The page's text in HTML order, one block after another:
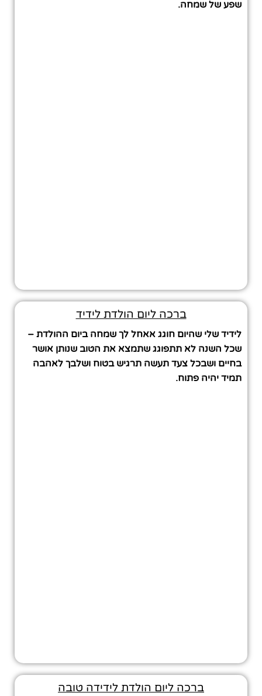
שפע של שמחה.
ברכה ליום הולדת לידיד
לידיד שלי שהיום חוגג אאחל לך שמחה ביום ההולדת –
שכל השנה לא תתפוגג שתמצא את הטוב שנותן אושר
בחיים ושבכל צעד תעשה תרגיש בטוח ושלבך לאהבה
תמיד יהיה פתוח.
ברכה ליום הולדת לידידה טובה